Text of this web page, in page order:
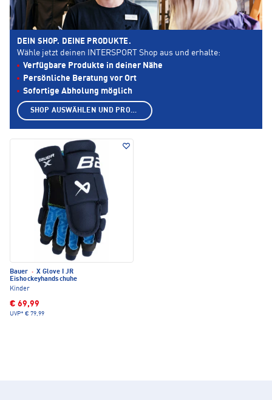
Bauer · X Glove I JR
Eishockeyhandschuhe
Kinder
€ 69,99
UVP* € 79,99
DEIN SHOP. DEINE PRODUKTE.
Wähle jetzt deinen INTERSPORT Shop aus und erhalte:
Verfügbare Produkte in deiner Nähe
Persönliche Beratung vor Ort
Sofortige Abholung möglich
SHOP AUSWÄHLEN UND PRODUKTE ANZEIGEN